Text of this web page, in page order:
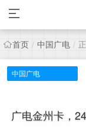
首页 / 中国广电 /
中国广电
广电金州卡，